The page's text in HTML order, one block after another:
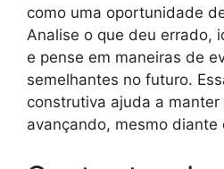
como uma oportunidade
Analise o que deu errado,
e pense em maneiras de
semelhantes no futuro.
construtiva ajuda a
avançando, mesmo